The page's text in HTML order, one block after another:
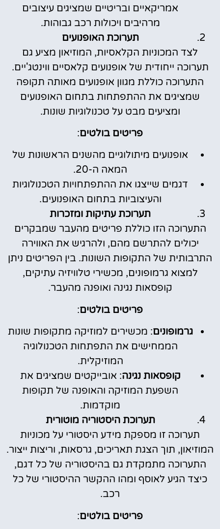
אמריקאיים ובריטיים שמציגים עיצובים
מרהיבים ויכולות רכב גבוהות.
תערוכת האופנועים
לצד המכוניות הקלאסיות, המוזיאון מציע גם
תערוכה ייחודית של אופנועים קלאסיים ווינטג'יים.
התערוכה כוללת מגוון אופנועים מאותה תקופה
שמציגים את ההתפתחות בתחום האופנועים
ומציעים מבט על טכנולוגיות שונות.
פריטים בולטים:
אופנועים מיתולוגיים מהשנים הראשונות של
המאה ה-20.
דגמים שייצגו את ההתפתחויות הטכנולוגיות
והעיצוביות בתחום האופנועים.
תערוכת עתיקות ומזכרות
התערוכה הזו כוללת פריטים מהעבר שמבקרים
יכולים להתרשם מהם, ולהרגיש את האווירה
התרבותית של התקופות השונות. בין הפריטים ניתן
למצוא גרמופונים, מכשירי טלוויזיה עתיקים,
קופסאות נגינה ואופנה מהעבר.
פריטים בולטים:
גרמופונים: מכשירים למוזיקה מתקופות שונות
הממחישים את התפתחות הטכנולוגיה
המוזיקלית.
קופסאות נגינה: אובייקטים שמציגים את
השפעת המוזיקה והאופנה של תקופות
מוקדמות.
תערוכת היסטוריה מוטורית
תערוכה זו מספקת מידע היסטורי על מכוניות
המוזיאון, תוך הצגת תאריכים, גרסאות, וריצות ייצור.
התערוכה מתמקדת גם בהיסטוריה של כל דגם,
כיצד הגיע לאוסף ומהו ההקשר ההיסטורי של כל
רכב.
פריטים בולטים: